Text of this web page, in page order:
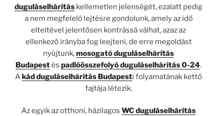
duguláselhárítás kellemetlen jelenségét, ezalatt pedig
a nem megfelelő lejtésre gondolunk, amely az idő
elteltével jelentősen kontrássá válhat, azaz az
ellenkező irányba fog leejteni, de erre megoldást
nyújtunk,mosogató duguláselhárítás
Budapestés padlóösszefolyó duguláselhárítás 0-24.
Akád duguláselhárítás Budapesti folyamatának kettő
fajtája létezik.
Az egyik az otthoni, házilagos WC duguláselhárítás